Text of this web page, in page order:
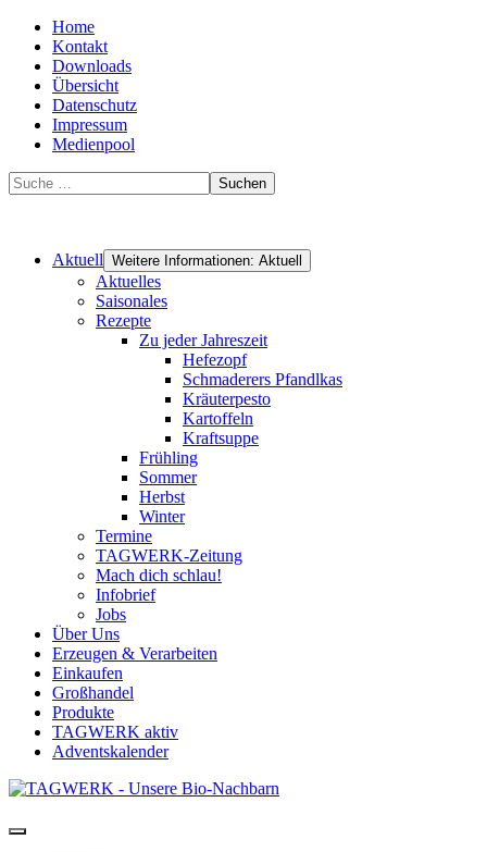
Home
Kontakt
Downloads
Übersicht
Datenschutz
Impressum
Medienpool
Suchen
Aktuell Weitere Informationen: Aktuell
Aktuelles
Saisonales
Rezepte
Zu jeder Jahreszeit
Hefezopf
Schmaderers Pfandlkas
Kräuterpesto
Kartoffeln
Kraftsuppe
Frühling
Sommer
Herbst
Winter
Termine
TAGWERK-Zeitung
Mach dich schlau!
Infobrief
Jobs
Über Uns
Erzeugen & Verarbeiten
Einkaufen
Großhandel
Produkte
TAGWERK aktiv
Adventskalender